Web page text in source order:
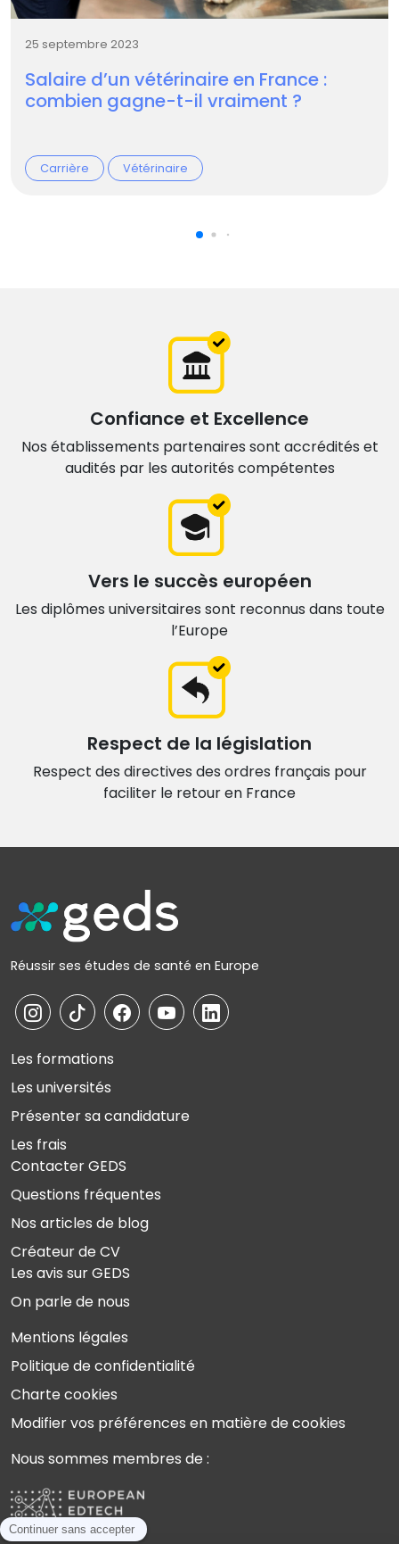
25 septembre 2023
Salaire d’un vétérinaire en France :
combien gagne-t-il vraiment ?
Carrière Vétérinaire
Confiance et Excellence
Nos établissements partenaires sont accrédités et
audités par les autorités compétentes
Vers le succès européen
Les diplômes universitaires sont reconnus dans toute
l’Europe
Respect de la législation
Respect des directives des ordres français pour
faciliter le retour en France
Réussir ses études de santé en Europe
Les formations
Les universités
Présenter sa candidature
Les frais
Contacter GEDS
Questions fréquentes
Nos articles de blog
Créateur de CV
Les avis sur GEDS
On parle de nous
Mentions légales
Politique de confidentialité
Charte cookies
Modifier vos préférences en matière de cookies
Nous sommes membres de :